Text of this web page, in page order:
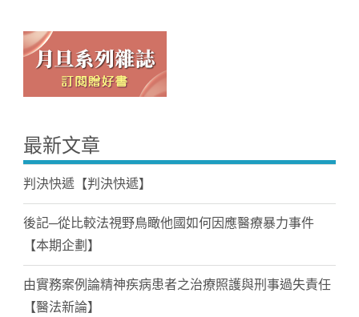
最新文章
判決快遞【判決快遞】
後記─從比較法視野鳥瞰他國如何因應醫療暴力事件
【本期企劃】
由實務案例論精神疾病患者之治療照護與刑事過失責任
【醫法新論】